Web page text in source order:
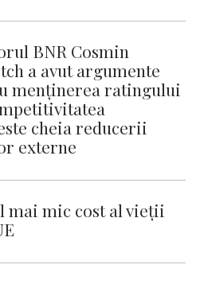
BNR Cosmin
a avut argumente
menținerea ratingului
cheia reducerii
externe
mai mic cost al vieții